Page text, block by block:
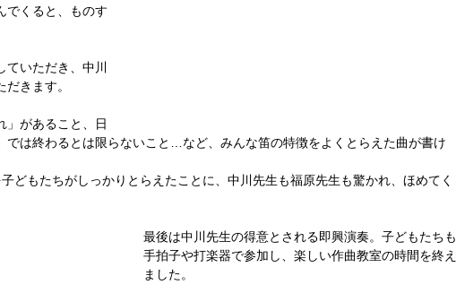
でくると、ものす
いただき、中川
だきます。
」があること、日
では終わるとは限らないこと…など、みんな笛の特徴をよくとらえた曲が書け
どもたちがしっかりとらえたことに、中川先生も福原先生も驚かれ、ほめてく
最後は中川先生の得意とされる即興演奏。子どもたちも
手拍子や打楽器で参加し、楽しい作曲教室の時間を終え
ました。